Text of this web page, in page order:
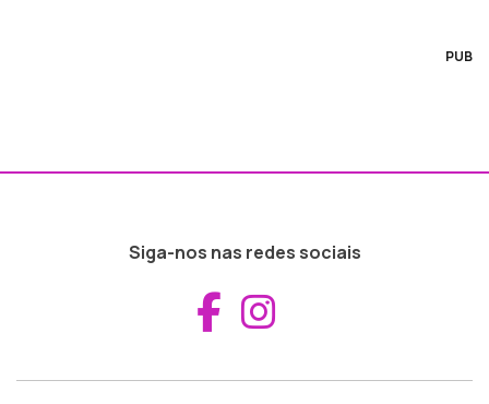
PUB
Siga-nos nas redes sociais
Aceder ao